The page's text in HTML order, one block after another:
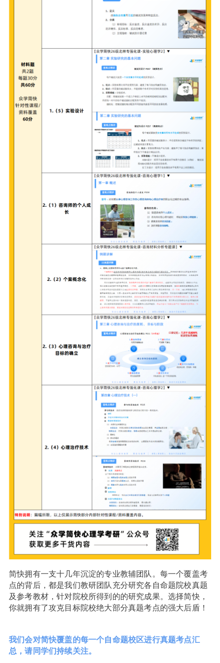
简快拥有一支十几年沉淀的专业教辅团队。每一个覆盖考
点的背后，都是我们教研团队充分研究各自命题院校真题
及参考教材，针对院校所得到的的研究成果。选择简快，
你就拥有了攻克目标院校绝大部分真题考点的强大后盾！
我们会对简快覆盖的每一个自命题校区进行真题考点汇
总，请同学们持续关注。